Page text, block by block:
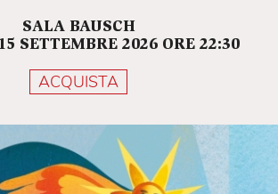
SALA BAUSCH
SETTEMBRE 2026 ORE 22:30
ACQUISTA